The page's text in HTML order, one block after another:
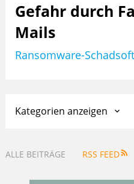
Gefahr durch
Mails
Ransomware-
Kategorien anzeigen
ALLE BEITRÄGE RSS FEED